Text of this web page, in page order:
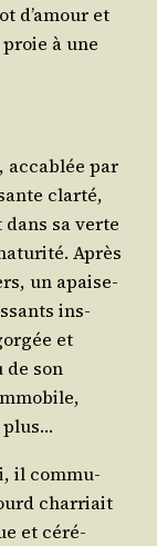
d’a­mour et
à une
acca­blée par
clar­té,
sa verte
Après
un apai­se­
ins­
et
de son
plus…
il com­mu­
char­riait
et céré­